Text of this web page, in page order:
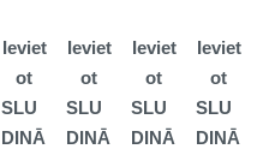
Ieviet
ot
SLU
DINĀ
Ieviet
ot
SLU
DINĀ
Ieviet
ot
SLU
DINĀ
Ieviet
ot
SLU
DINĀ